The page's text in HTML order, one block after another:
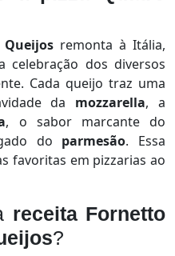
remonta à Itália,
dos diversos
Cada queijo traz uma
da mozzarella, a
, o sabor marcante do
do parmesão. Essa
favoritas em pizzarias ao
receita Fornetto
?